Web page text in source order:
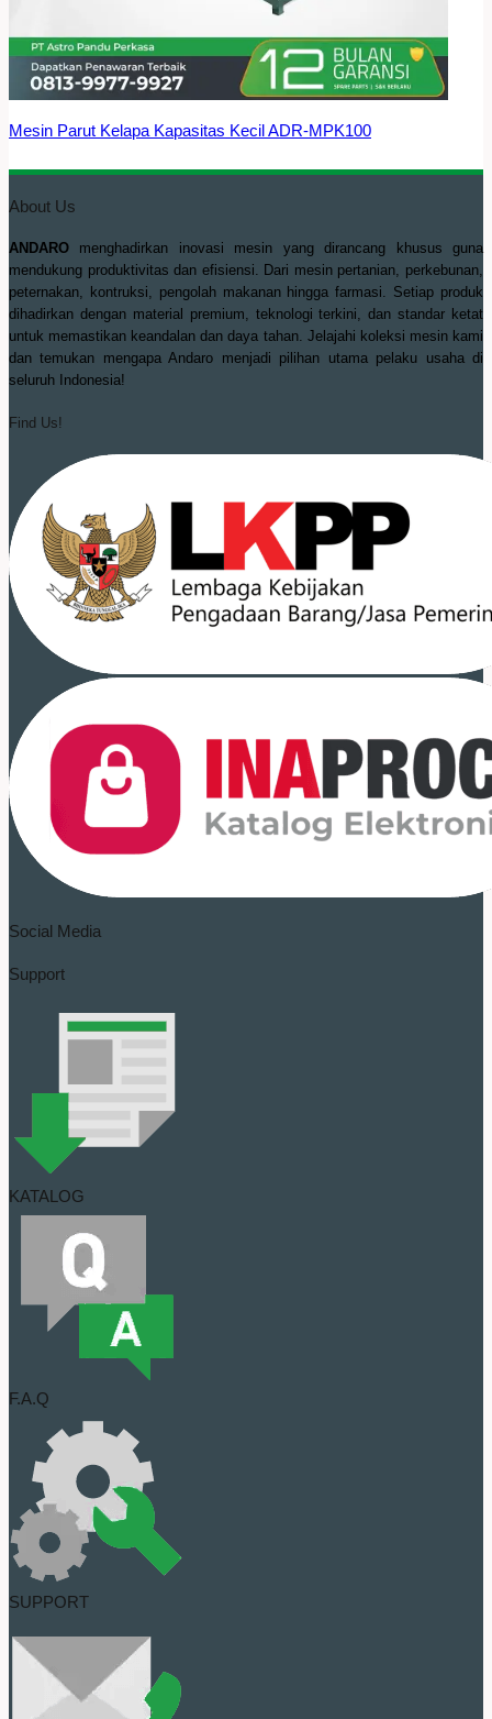
Mesin Parut Kelapa Kapasitas Kecil ADR-MPK100
About Us
ANDARO menghadirkan inovasi mesin yang dirancang khusus guna
mendukung produktivitas dan efisiensi. Dari mesin pertanian, perkebunan,
peternakan, kontruksi, pengolah makanan hingga farmasi. Setiap produk
dihadirkan dengan material premium, teknologi terkini, dan standar ketat
untuk memastikan keandalan dan daya tahan. Jelajahi koleksi mesin kami
dan temukan mengapa Andaro menjadi pilihan utama pelaku usaha di
seluruh Indonesia!
Find Us!
Social Media
Support
KATALOG
F.A.Q
SUPPORT